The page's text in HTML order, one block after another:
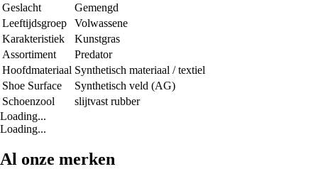
Geslacht
Gemengd
Leeftijdsgroep
Volwassene
Karakteristiek
Kunstgras
Assortiment
Predator
Hoofdmateriaal Synthetisch materiaal / textiel
Shoe Surface
Synthetisch veld (AG)
Schoenzool
slijtvast rubber
Loading...
Loading...
Al onze merken